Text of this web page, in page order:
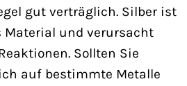
gut verträglich. Silber ist
Material und verursacht
Sollten Sie
auf bestimmte Metalle